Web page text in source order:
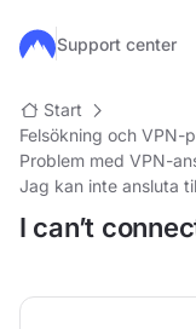
Hoppa tillSupport center
Start
Felsökning och VPN-
Problem med VPN-
Jag kan inte ansluta
I can’t